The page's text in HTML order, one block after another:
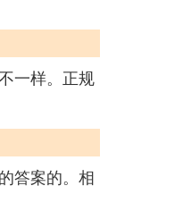
一样。正规
答案的。相